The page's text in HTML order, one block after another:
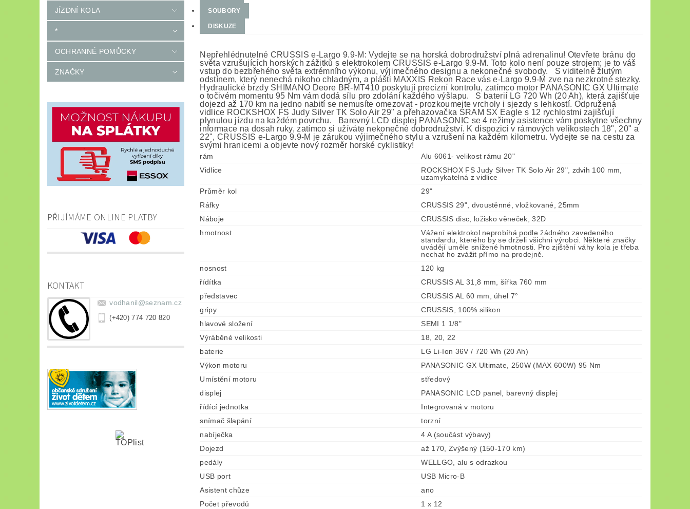
JÍZDNÍ KOLA
*
OCHRANNÉ POMŮCKY
ZNAČKY
PŘIJÍMÁME ONLINE PLATBY
KONTAKT
vodhanil@seznam.cz
(+420) 774 720 820
SOUBORY
DISKUZE
Nepřehlédnutelné CRUSSIS e-Largo 9.9-M: Vydejte se na horská dobrodružství plná adrenalinu! Otevřete bránu do
světa vzrušujících horských zážitků s elektrokolem CRUSSIS e-Largo 9.9-M. Toto kolo není pouze strojem; je to váš
vstup do bezbřehého světa extrémního výkonu, výjimečného designu a nekonečné svobody. S viditelně žlutým
odstínem, který nenechá nikoho chladným, a plášti MAXXIS Rekon Race vás e-Largo 9.9-M zve na nezkrotné stezky.
Hydraulické brzdy SHIMANO Deore BR-MT410 poskytují precizní kontrolu, zatímco motor PANASONIC GX Ultimate
o točivém momentu 95 Nm vám dodá sílu pro zdolání každého výšlapu. S baterií LG 720 Wh (20 Ah), která zajišťuje
dojezd až 170 km na jedno nabití se nemusíte omezovat - prozkoumejte vrcholy i sjezdy s lehkostí. Odpružená
vidlice ROCKSHOX FS Judy Silver TK Solo Air 29" a přehazovačka SRAM SX Eagle s 12 rychlostmi zajišťují
plynulou jízdu na každém povrchu. Barevný LCD displej PANASONIC se 4 režimy asistence vám poskytne všechny
informace na dosah ruky, zatímco si užíváte nekonečné dobrodružství. K dispozici v rámových velikostech 18", 20" a
22", CRUSSIS e-Largo 9.9-M je zárukou výjimečného stylu a vzrušení na každém kilometru. Vydejte se na cestu za
svými hranicemi a objevte nový rozměr horské cyklistiky!
rám
Alu 6061- velikost rámu 20"
Vidlice
ROCKSHOX FS Judy Silver TK Solo Air 29", zdvih 100 mm,
uzamykatelná z vidlice
Průměr kol
29"
Ráfky
CRUSSIS 29", dvoustěnné, vložkované, 25mm
Náboje
CRUSSIS disc, ložisko věneček, 32D
hmotnost
Vážení elektrokol neprobíhá podle žádného zavedeného
standardu, kterého by se drželi všichni výrobci. Některé značky
uvádějí uměle snížené hmotnosti. Pro zjištění váhy kola je třeba
nechat ho zvážit přímo na prodejně.
nosnost
120 kg
řídítka
CRUSSIS AL 31,8 mm, šířka 760 mm
představec
CRUSSIS AL 60 mm, úhel 7°
gripy
CRUSSIS, 100% silikon
hlavové složení
SEMI 1 1/8"
Výráběné velikosti
18, 20, 22
baterie
LG Li-Ion 36V / 720 Wh (20 Ah)
Výkon motoru
PANASONIC GX Ultimate, 250W (MAX 600W) 95 Nm
Umístění motoru
středový
displej
PANASONIC LCD panel, barevný displej
řídící jednotka
Integrovaná v motoru
snímač šlapání
torzní
nabíječka
4 A (součást výbavy)
Dojezd
až 170, Zvýšený (150-170 km)
pedály
WELLGO, alu s odrazkou
USB port
USB Micro-B
Asistent chůze
ano
Počet převodů
1 x 12